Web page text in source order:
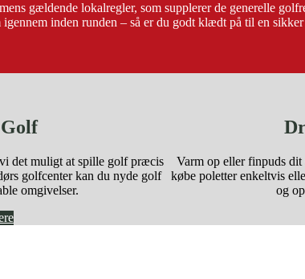
gældende lokalregler, som supplerer de generelle
inden runden – så er du godt klædt på til en
det muligt at spille golf præcis
golfcenter kan du nyde golf
omgivelser.
Varm op eller finpuds
købe poletter enkeltvis
og